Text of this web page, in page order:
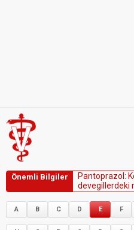
Önemli Bilgiler Pantoprazo : K
devegi erdeki
tedavisindeve
A B C D E F